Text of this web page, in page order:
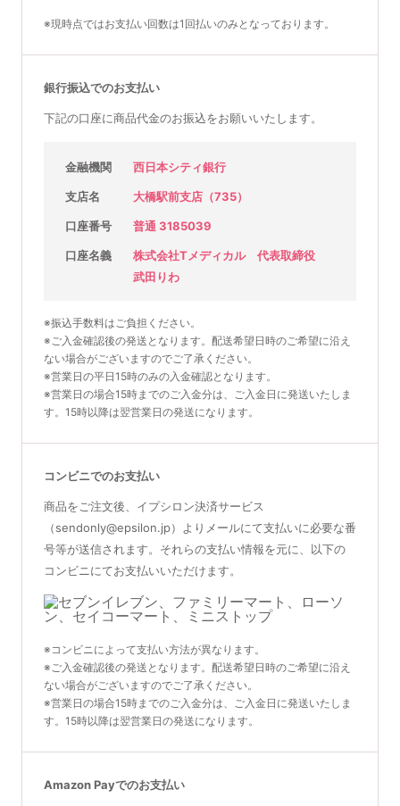
※現時点ではお支払い回数は1回払いのみとなっております。
銀行振込でのお支払い
下記の口座に商品代金のお振込をお願いいたします。
金融機関 西日本シティ銀行
支店名 大橋駅前支店（735）
口座番号 普通 3185039
口座名義
株式会社Tメディカル 代表取締役
武田りわ
※振込手数料はご負担ください。
※ご入金確認後の発送となります。配送希望日時のご希望に沿え
ない場合がございますのでご了承ください。
※営業日の平日15時のみの入金確認となります。
※営業日の場合15時までのご入金分は、ご入金日に発送いたしま
す。15時以降は翌営業日の発送になります。
コンビニでのお支払い
商品をご注文後、イプシロン決済サービス
（sendonly@epsilon.jp）よりメールにて支払いに必要な番
号等が送信されます。それらの支払い情報を元に、以下の
コンビニにてお支払いいただけます。
※コンビニによって支払い方法が異なります。
※ご入金確認後の発送となります。配送希望日時のご希望に沿え
ない場合がございますのでご了承ください。
※営業日の場合15時までのご入金分は、ご入金日に発送いたしま
す。15時以降は翌営業日の発送になります。
Amazon Payでのお支払い